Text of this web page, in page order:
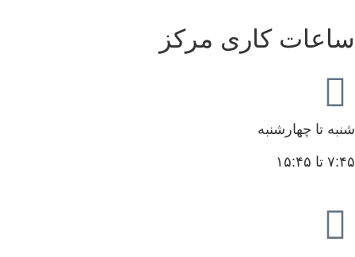
ساعات کاری مرکز
شنبه تا چهارشنبه
۷:۴۵ تا ۱۵:۴۵